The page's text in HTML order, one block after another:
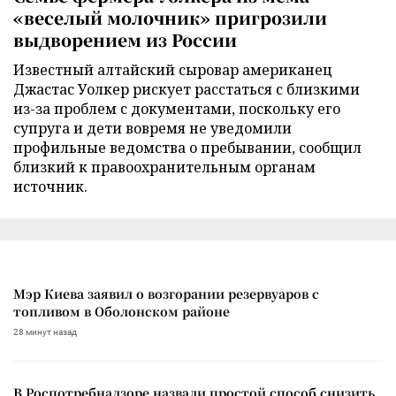
«веселый молочник» пригрозили
выдворением из России
Известный алтайский сыровар американец
Джастас Уолкер рискует расстаться с близкими
из-за проблем с документами, поскольку его
супруга и дети вовремя не уведомили
профильные ведомства о пребывании, сообщил
близкий к правоохранительным органам
источник.
Мэр Киева заявил о возгорании резервуаров с
топливом в Оболонском районе
28 минут назад
В Роспотребнадзоре назвали простой способ снизить